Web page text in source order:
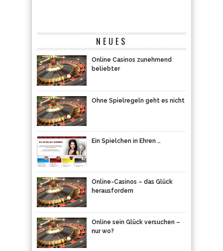
NEUES
Online Casinos zunehmend
beliebter
Ohne Spielregeln geht es nicht
Ein Spielchen in Ehren …
Online-Casinos – das Glück
herausfordern
Online sein Glück versuchen –
nur wo?